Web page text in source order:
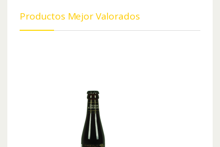
Productos Mejor Valorados